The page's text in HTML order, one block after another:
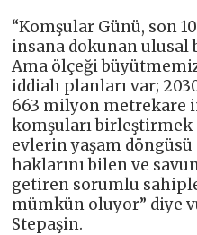
“Komşular Günü, son
insana dokunan ulusal
Ama ölçeği
iddialı planları var;
663 milyon metrekare
komşuları birleştirmek
evlerin yaşam döngüsü
haklarını bilen ve
getiren sorumlu
mümkün oluyor” diye
Stepaşin.